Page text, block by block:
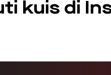
kuis di